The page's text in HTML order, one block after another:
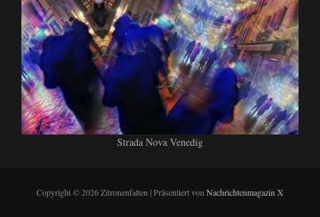
Strada Nova Venedig
Copyright © 2026 Zitronenfalten | Präsentiert von Nachrichtenmagazin X